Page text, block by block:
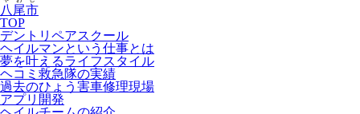
八尾市
TOP
デントリペアスクール
ヘイルマンという仕事とは
夢を叶えるライフスタイル
ヘコミ救急隊の実績
過去のひょう害車修理現場
アプリ開発